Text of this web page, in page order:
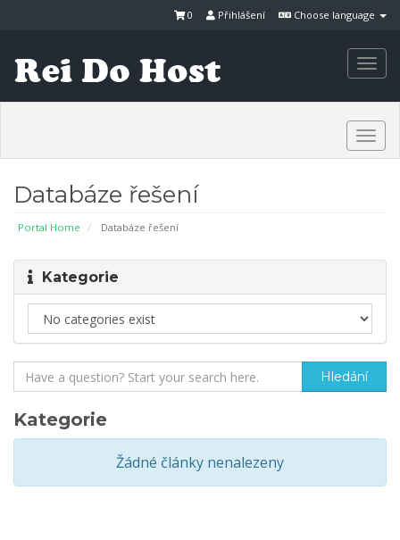
Choose language
Přihlášení
0
Databáze řešení
Portal Home Databáze řešení
Kategorie
Kategorie
Žádné články nenalezeny